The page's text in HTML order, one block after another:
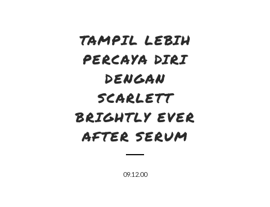
TAMPIL LEBIH
PERCAYA DIRI
DENGAN
SCARLETT
BRIGHTLY EVER
AFTER SERUM
09.12.00